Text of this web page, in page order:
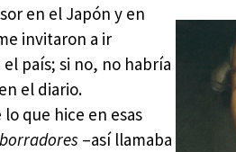
en el Japón y en
invitaron a ir
país; si no, no habría
el diario.
que hice en esas
borradores –así llamaba